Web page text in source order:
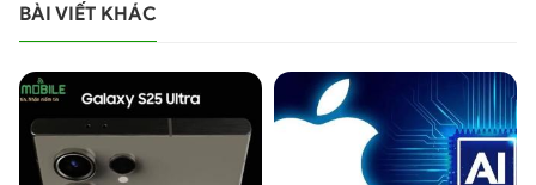
BÀI VIẾT KHÁC